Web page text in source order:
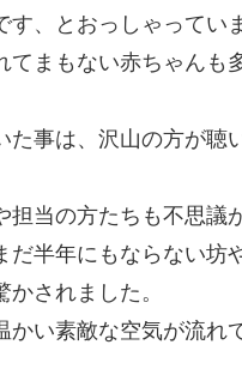
す、とおっしゃってい
てまもない赤ちゃんも
た事は、沢山の方が聴
担当の方たちも不思議
だ半年にもならない坊
かされました。
かい素敵な空気が流れ